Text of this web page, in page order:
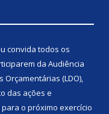
convida todos os
da Audiência
Orçamentárias (LDO),
das ações e
o próximo exercício